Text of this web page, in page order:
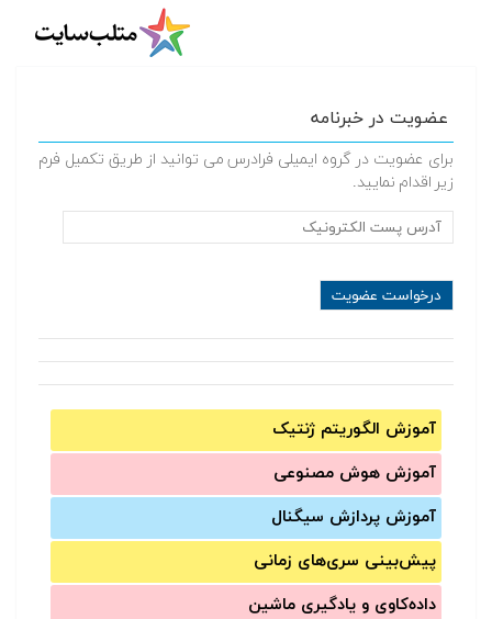
عضویت در خبرنامه
برای عضویت در گروه ایمیلی فرادرس می توانید از طریق تکمیل فرم
زیر اقدام نمایید.
آموزش الگوریتم ژنتیک
آموزش‌ هوش مصنوعی
آموزش‌ پردازش سیگنال
پیش‌‌بینی سری‌‌های زمانی
داده‌کاوی و یادگیری ماشین